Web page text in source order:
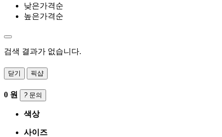
낮은가격순
높은가격순
검색 결과가 없습니다.
닫기 픽샵
0 원 ? 문의
색상
사이즈